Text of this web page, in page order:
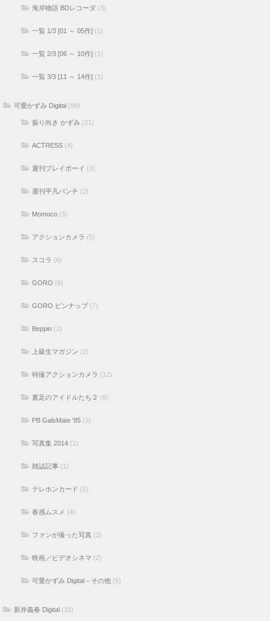
海岸物語 BDレコーダ (3)
一覧 1/3 [01 ～ 05作] (1)
一覧 2/3 [06 ～ 10作] (1)
一覧 3/3 [11 ～ 14作] (1)
可愛かずみ Digital (98)
振り向き かずみ (21)
ACTRESS (4)
週刊プレイボーイ (3)
週刊平凡パンチ (2)
Momoco (3)
アクションカメラ (5)
スコラ (6)
GORO (6)
GORO ピンナップ (7)
Beppin (2)
上級生マガジン (2)
特撮アクションカメラ (12)
素足のアイドルたち２ (6)
PB GalsMate '85 (3)
写真集 2014 (1)
雑誌記事 (1)
テレホンカード (2)
春感ムスメ (4)
ファンが撮った写真 (2)
映画／ビデオシネマ (2)
可愛かずみ Digital－その他 (5)
新井義春 Digital (18)